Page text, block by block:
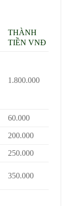
THÀNH
TIỀN VNĐ
1.800.000
60.000
200.000
250.000
350.000